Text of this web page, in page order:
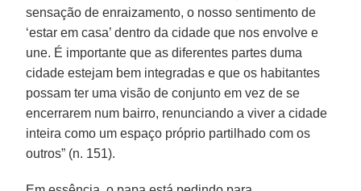
sensação de enraizamento, o nosso sentimento de
‘estar em casa’ dentro da cidade que nos envolve e
une. É importante que as diferentes partes duma
cidade estejam bem integradas e que os habitantes
possam ter uma visão de conjunto em vez de se
encerrarem num bairro, renunciando a viver a cidade
inteira como um espaço próprio partilhado com os
outros” (n. 151).